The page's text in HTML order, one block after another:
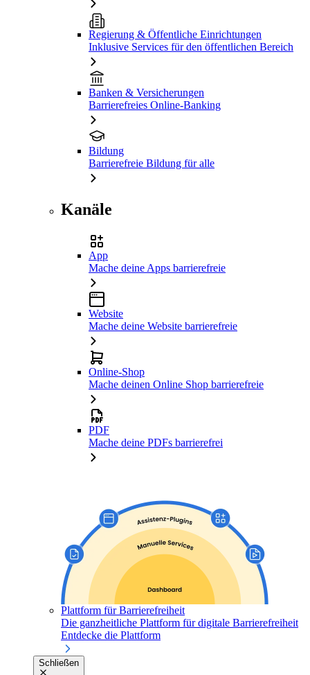
Regierung & Öffentliche Einrichtungen
Inklusive Services für den öffentlichen Bereich
Banken & Versicherungen
Barrierefreies Online-Banking
Bildung
Barrierefreie Bildung für alle
Kanäle
App
Mache deine Apps barrierefreie
Website
Mache deine Website barrierefreie
Online-Shop
Mache deinen Online Shop barrierefreie
PDF
Mache deine PDFs barrierefrei
Plattform für Barrierefreiheit
Die ganzheitliche Plattform für digitale Barrierefreiheit
Entdecke die Plattform
Schließen